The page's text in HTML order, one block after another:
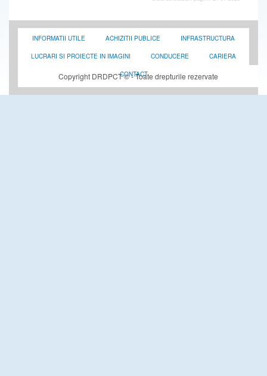
INFORMATII UTILE ACHIZITII PUBLICE INFRASTRUCTURA
LUCRARI SI PROIECTE IN IMAGINI CONDUCERE CARIERA
CONTACT
Copyright DRDPCT © - Toate drepturile rezervate